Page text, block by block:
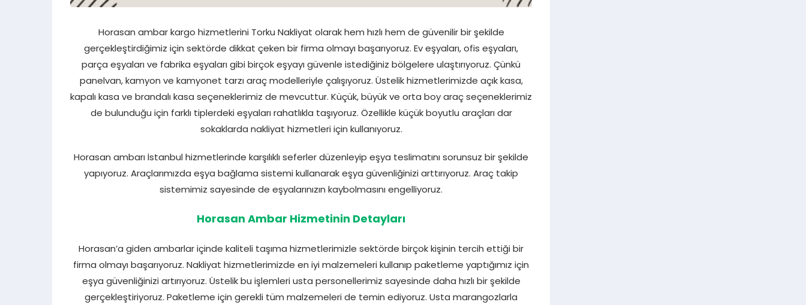
Horasan ambar kargo hizmetlerini Torku Nakliyat olarak hem hızlı hem de güvenilir bir şekilde
gerçekleştirdiğimiz için sektörde dikkat çeken bir firma olmayı başarıyoruz. Ev eşyaları, ofis eşyaları,
parça eşyaları ve fabrika eşyaları gibi birçok eşyayı güvenle istediğiniz bölgelere ulaştırıyoruz. Çünkü
panelvan, kamyon ve kamyonet tarzı araç modelleriyle çalışıyoruz. Üstelik hizmetlerimizde açık kasa,
kapalı kasa ve brandalı kasa seçeneklerimiz de mevcuttur. Küçük, büyük ve orta boy araç seçeneklerimiz
de bulunduğu için farklı tiplerdeki eşyaları rahatlıkla taşıyoruz. Özellikle küçük boyutlu araçları dar
sokaklarda nakliyat hizmetleri için kullanıyoruz.
Horasan ambarı İstanbul hizmetlerinde karşılıklı seferler düzenleyip eşya teslimatını sorunsuz bir şekilde
yapıyoruz. Araçlarımızda eşya bağlama sistemi kullanarak eşya güvenliğinizi arttırıyoruz. Araç takip
sistemimiz sayesinde de eşyalarınızın kaybolmasını engelliyoruz.
Horasan Ambar Hizmetinin Detayları
Horasan’a giden ambarlar içinde kaliteli taşıma hizmetlerimizle sektörde birçok kişinin tercih ettiği bir
firma olmayı başarıyoruz. Nakliyat hizmetlerimizde en iyi malzemeleri kullanıp paketleme yaptığımız için
eşya güvenliğinizi artırıyoruz. Üstelik bu işlemleri usta personellerimiz sayesinde daha hızlı bir şekilde
gerçekleştiriyoruz. Paketleme için gerekli tüm malzemeleri de temin ediyoruz. Usta marangozlarla